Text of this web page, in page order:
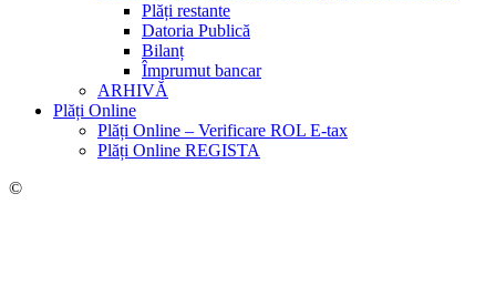
Plăți restante
Datoria Publică
Bilanț
Împrumut bancar
ARHIVĂ
Plăți Online
Plăți Online – Verificare ROL E-tax
Plăți Online REGISTA
©